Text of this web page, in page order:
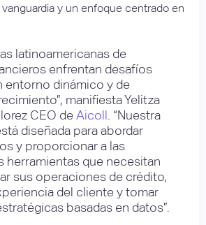
y un enfoque centrado en
latinoamericanas de
enfrentan desafíos
entorno dinámico y de
manifiesta Yelitza
CEO deAicoll . “Nuestra
diseñada para abordar
y proporcionar a las
herramientas que necesitan
sus operaciones de crédito,
del cliente y tomar
basadas en datos”.